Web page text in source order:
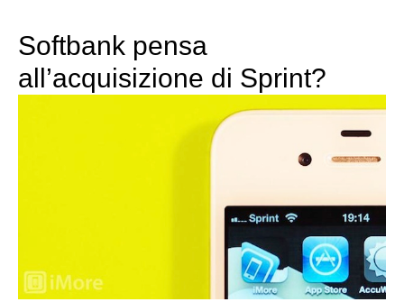
Softbank pensa
all’acquisizione di Sprint?